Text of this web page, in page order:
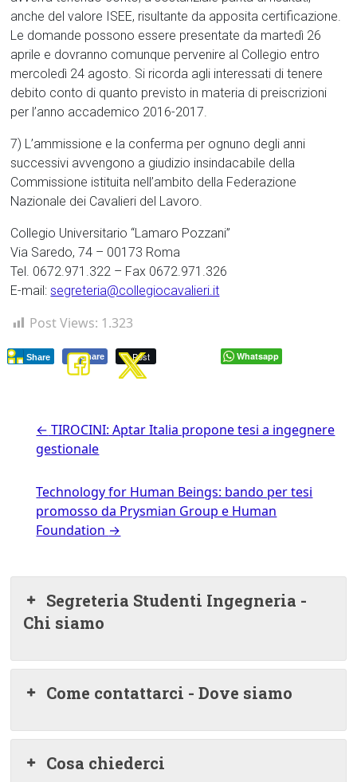
anche del valore ISEE, risultante da apposita certificazione.
Le domande possono essere presentate da martedì 26
aprile e dovranno comunque pervenire al Collegio entro
mercoledì 24 agosto. Si ricorda agli interessati di tenere
debito conto di quanto previsto in materia di preiscrizioni
per l’anno accademico 2016-2017.
7) L’ammissione e la conferma per ognuno degli anni
successivi avvengono a giudizio insindacabile della
Commissione istituita nell’ambito della Federazione
Nazionale dei Cavalieri del Lavoro.
Collegio Universitario “Lamaro Pozzani”
Via Saredo, 74 – 00173 Roma
Tel. 0672.971.322 – Fax 0672.971.326
E-mail:segreteria@collegiocavalieri.it
Post Views: 1.323
Share Post
Share Whatsapp
← TIROCINI: Aptar Italia propone tesi a ingegnere
gestionale
Technology for Human Beings: bando per tesi
promosso da Prysmian Group e Human
Foundation →
Segreteria Studenti Ingegneria -
Chi siamo
Come contattarci - Dove siamo
Cosa chiederci